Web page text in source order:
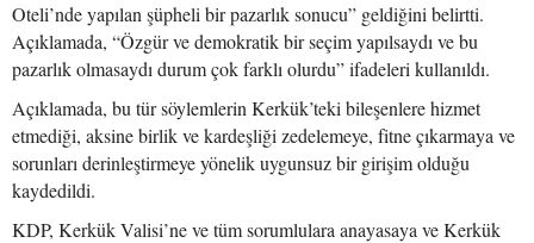
Oteli’nde yapılan şüpheli bir pazarlık sonucu” geldiğini belirtti.
Açıklamada, “Özgür ve demokratik bir seçim yapılsaydı ve bu
pazarlık olmasaydı durum çok farklı olurdu” ifadeleri kullanıldı.
Açıklamada, bu tür söylemlerin Kerkük’teki bileşenlere hizmet
etmediği, aksine birlik ve kardeşliği zedelemeye, fitne çıkarmaya ve
sorunları derinleştirmeye yönelik uygunsuz bir girişim olduğu
kaydedildi.
KDP, Kerkük Valisi’ne ve tüm sorumlulara anayasaya ve Kerkük